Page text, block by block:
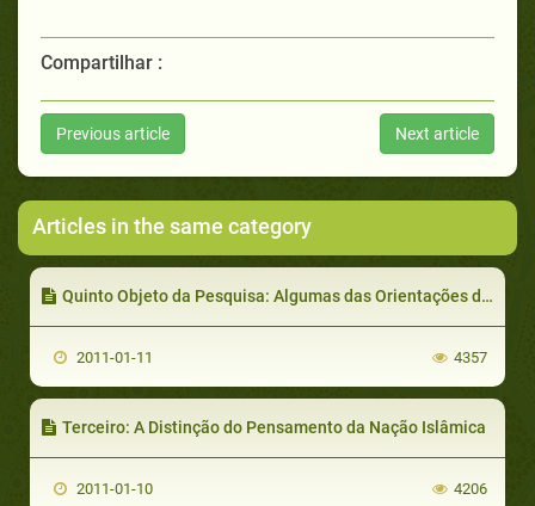
Compartilhar :
Previous article Next article
Articles in the same category
Quinto Objeto da Pesquisa: Algumas das Orientações do Profeta (Deus o abençoe e lhe dê paz)
2011-01-11 4357
Terceiro: A Distinção do Pensamento da Nação Islâmica
2011-01-10 4206